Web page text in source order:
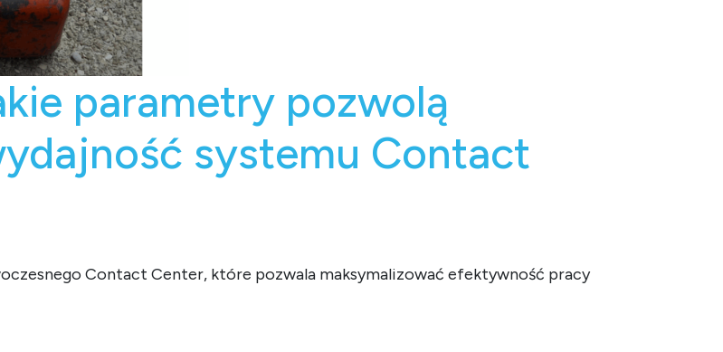
parametry pozwolą
systemu Contact
Contact Center, które pozwala maksymalizować efektywność pracy